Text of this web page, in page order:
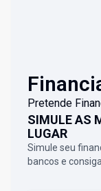
Pretende
SIMULE AS
LUGAR
Simule seu
bancos e